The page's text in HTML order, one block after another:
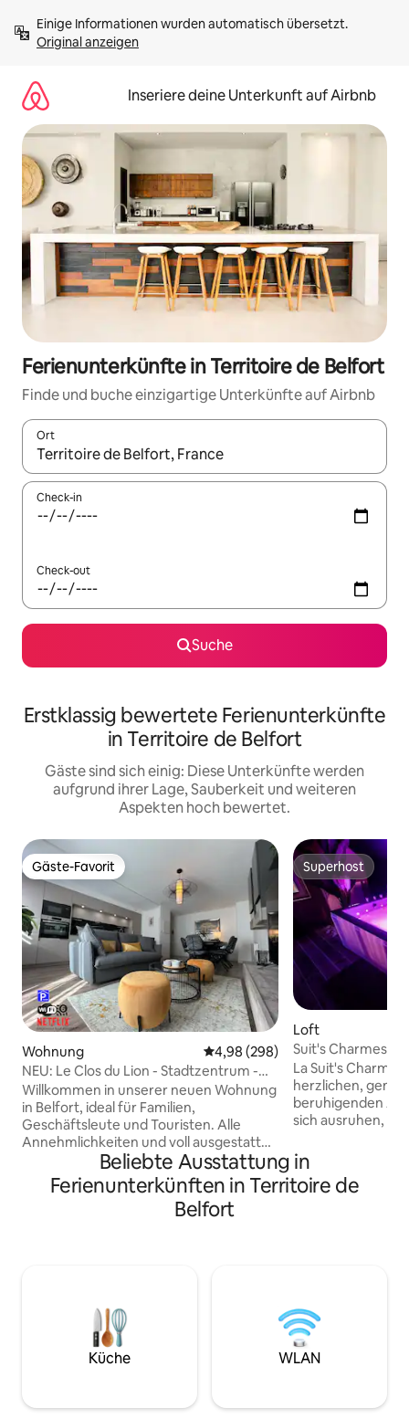
Inhalten
springenOriginal anzeigen
Inseriere deine Unterkunft auf Airbnb
Ferienunterkünfte in Territoire de Belfort
Finde und buche einzigartige Unterkünfte auf Airbnb
Ort
Wenn Ergebnisse verfügbar sind, navigiere mit den
Check-in
Check-out
Suche
Erstklassig bewertete Ferienunterkünfte
in Territoire de Belfort
Gäste sind sich einig: Diese Unterkünfte werden
aufgrund ihrer Lage, Sauberkeit und weiteren
Aspekten hoch bewertet.
Gäste-Favorit
Gäste-Favorit
Wohnung Durchschnittliche Bewertung:
4,98 (298)
NEU: Le Clos du Lion - Stadtzentrum -
Private Garage.
Willkommen in unserer neuen Wohnung
in Belfort, ideal für Familien,
Geschäftsleute und Touristen. Alle
Annehmlichkeiten und voll ausgestattet.
Geräumig mit 70 m2, modern, bietet
Platz für 1 bis 6 Personen. In der Nähe
des Bahnhofs, der Fußgängerzone und
des historischen Zentrums, mit
Erkunden Sie die Schweiz und das Elsass
von unserer strategischen Kreuzung
aus. Warten Sie nicht länger, um zu
Superhost
Superhost
Loft
Suit's Charmes
La Suit's
herzlichen,
beruhigenden
sich ausruhen,
einschließen...
und genießen Sie
Suite von 75 m2,
erotische
Party-
Beliebte Ausstattung in
Ferienunterkünften in Territoire de
Belfort
Küche WLAN